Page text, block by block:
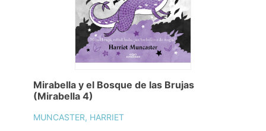
Mirabella y el Bosque de las Brujas
(Mirabella 4)
MUNCASTER, HARRIET